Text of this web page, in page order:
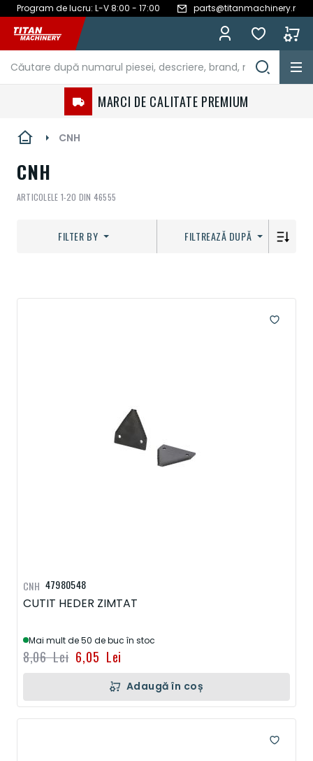
Program de lucru: L-V 8:00 - 17:00 parts@titanmachinery.ro
Mergeți
la
Conținut
MARCI DE CALITATE PREMIUM
CNH
CNH
ARTICOLELE 1-20 DIN 46555
FILTER BY FILTREAZĂ DUPĂ
47980548
CUTIT HEDER ZIMTAT
Mai mult de 50 de buc în stoc
6,05 Lei
8,06 Lei
CNH
Adaugă în coș